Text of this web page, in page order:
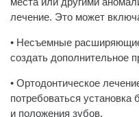
лечение. Это может
• Несъемные
создать дополнительное
• Ортодонтическое
потребоваться установка
и положения зубов.